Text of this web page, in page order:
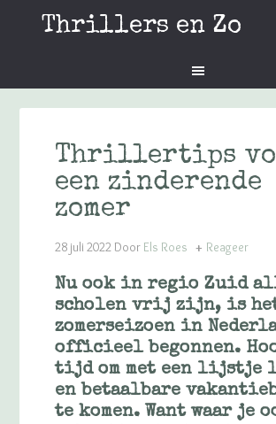
Thrillers en Zo
Thrillertips
een zinderende
zomer
28 juli 2022 Door Els Roes Reageer
Nu ook in regio Zuid
scholen vrij zijn, is
zomerseizoen in
officieel begonnen.
tijd om met een lijstje
en betaalbare
te komen. Want waar je